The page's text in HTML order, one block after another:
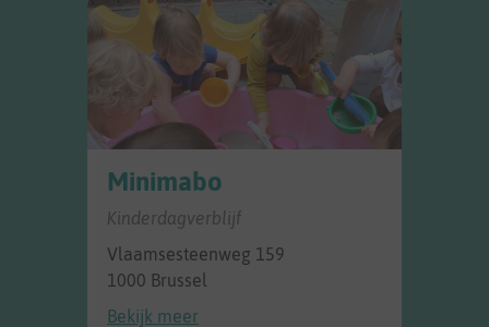
Minimabo
Kinderdagverblijf
Vlaamsesteenweg 159
1000 Brussel
Bekijk meer